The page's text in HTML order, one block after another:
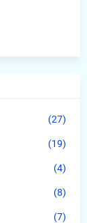
(27)
(19)
(4)
(8)
(7)